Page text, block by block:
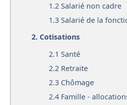
1.2 Salarié non cadre
1.3 Salarié de la
2. Cotisations
2.1 Santé
2.2 Retraite
2.3 Chômage
2.4 Famille -